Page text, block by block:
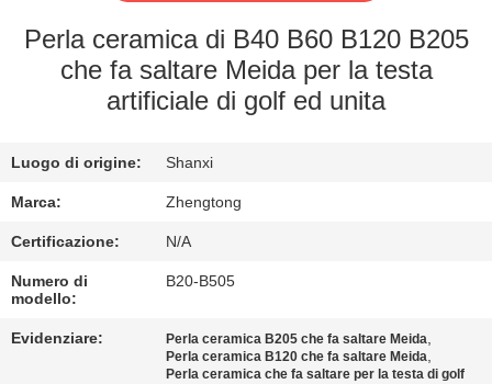
GIRO
DELLA
FABBRICA
CONTROLLO
DI
QUALITÀ
CONTATTICI
Perla ceramica di B40 B60 B120 B205
che fa saltare Meida per la testa
artificiale di golf ed unita
Luogo di origine: Shanxi
Marca: Zhengtong
Certificazione: N/A
Numero di
modello:
B20-B505
Evidenziare: Perla ceramica B205 che fa saltare Meida,
Perla ceramica B120 che fa saltare Meida,
Perla ceramica che fa saltare per la testa di golf